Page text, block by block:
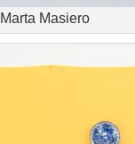
Marta Masiero